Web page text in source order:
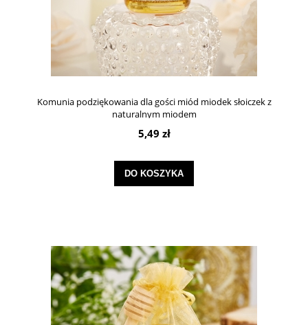
Komunia podziękowania dla gości miód miodek słoiczek z
naturalnym miodem
5,49 zł
DO KOSZYKA